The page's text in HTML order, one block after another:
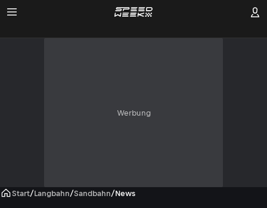
Werbung
Start/Langbahn/Sandbahn/News